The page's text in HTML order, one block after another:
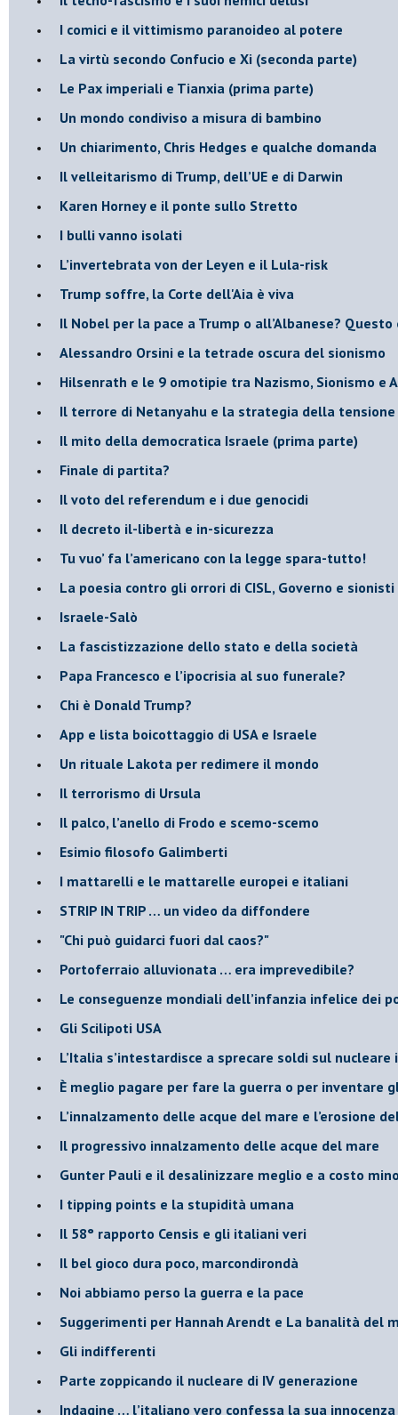
​I comici e il vittimismo paranoideo al potere
​La virtù secondo Confucio e Xi (seconda parte)
Le Pax imperiali e Tianxia (prima parte)
Un mondo condiviso a misura di bambino
​Un chiarimento, Chris Hedges e qualche domanda
Il velleitarismo di Trump, dell’UE e di Darwin
​Karen Horney e il ponte sullo Stretto
​I bulli vanno isolati
L’invertebrata von der Leyen e il Lula-risk
Trump soffre, la Corte dell'Aia è viva
​Il Nobel per la pace a Trump o all’Albanese?
​Alessandro Orsini e la tetrade oscura del sionismo
​Hilsenrath e le 9 omotipie tra Nazismo, Sionismo e
​Il terrore di Netanyahu e la strategia della tensione
Il mito della democratica Israele (prima parte)
​Finale di partita?
​Il voto del referendum e i due genocidi
Il decreto il-libertà e in-sicurezza
Tu vuo’ fa l’americano con la legge spara-tutto!
La poesia contro gli orrori di CISL, Governo e sionisti
Israele-Salò
​La fascistizzazione dello stato e della società
Papa Francesco e l’ipocrisia al suo funerale?
​Chi è Donald Trump?
App e lista boicottaggio di USA e Israele
​Un rituale Lakota per redimere il mondo
Il terrorismo di Ursula
​Il palco, l’anello di Frodo e scemo-scemo
Esimio filosofo Galimberti
​I mattarelli e le mattarelle europei e italiani
​STRIP IN TRIP … un video da diffondere
"Chi può guidarci fuori dal caos?"
​Portoferraio alluvionata … era imprevedibile?
Le conseguenze mondiali dell’infanzia infelice dei
​Gli Scilipoti USA
L’Italia s’intestardisce a sprecare soldi sul
È meglio pagare per fare la guerra o per inventare
​L’innalzamento delle acque del mare e l’erosione
​Il progressivo innalzamento delle acque del mare
​Gunter Pauli e il desalinizzare meglio e a costo
I tipping points e la stupidità umana
​Il 58° rapporto Censis e gli italiani veri
​Il bel gioco dura poco, marcondirondà
Noi abbiamo perso la guerra e la pace
Suggerimenti per Hannah Arendt e La banalità del
​Gli indifferenti
Parte zoppicando il nucleare di IV generazione
​Indagine … l’italiano vero confessa la sua innocenza